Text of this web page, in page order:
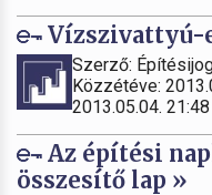
Vízszivattyú-
Szerző:
Közzétéve:
2013.05.04. 21:48
Az építési
összesítő lap »